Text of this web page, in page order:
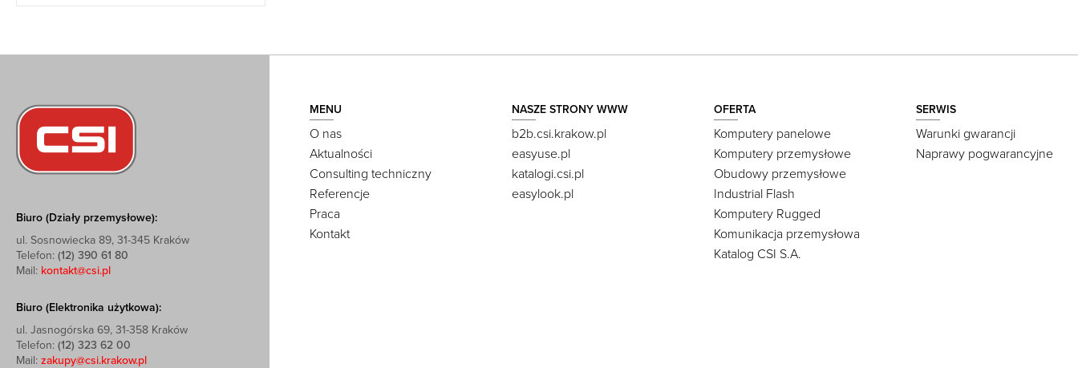
Biuro (Działy przemysłowe):
ul. Sosnowiecka 89, 31-345 Kraków
Telefon: (12) 390 61 80
Mail: kontakt@csi.pl
Biuro (Elektronika użytkowa):
ul. Jasnogórska 69, 31-358 Kraków
Telefon: (12) 323 62 00
Mail: zakupy@csi.krakow.pl
MENU
O nas
Aktualności
Consulting techniczny
Referencje
Praca
Kontakt
NASZE STRONY WWW
b2b.csi.krakow.pl
easyuse.pl
katalogi.csi.pl
easylook.pl
OFERTA
Komputery panelowe
Komputery przemysłowe
Obudowy przemysłowe
Industrial Flash
Komputery Rugged
Komunikacja przemysłowa
Katalog CSI S.A.
SERWIS
Warunki gwarancji
Naprawy pogwarancyjne